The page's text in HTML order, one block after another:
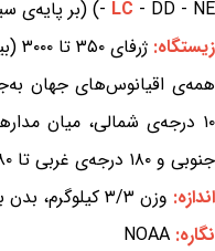
- LC - DD - NE) (بر پایه‌ی سیاهه‌ی سرخ IUCN)
زیستگاه:
همه‌ی اقیانوس‌های جهان
جنوبی و ۱۸۰ درجه‌ی غربی تا ۱۸۰ درجه‌ی شرقی از عرض جغرافیایی
اندازه: وزن ۳/۳ کیلوگرم، بدن به درازای ۷۵ سانتی‌متر
نگاره: NOAA